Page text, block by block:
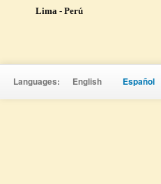
Lima - Perú
Languages: English Español